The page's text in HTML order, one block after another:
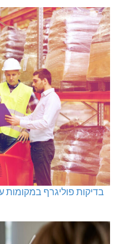
בדיקות פוליגרף במקומות